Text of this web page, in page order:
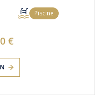
Piscine
€